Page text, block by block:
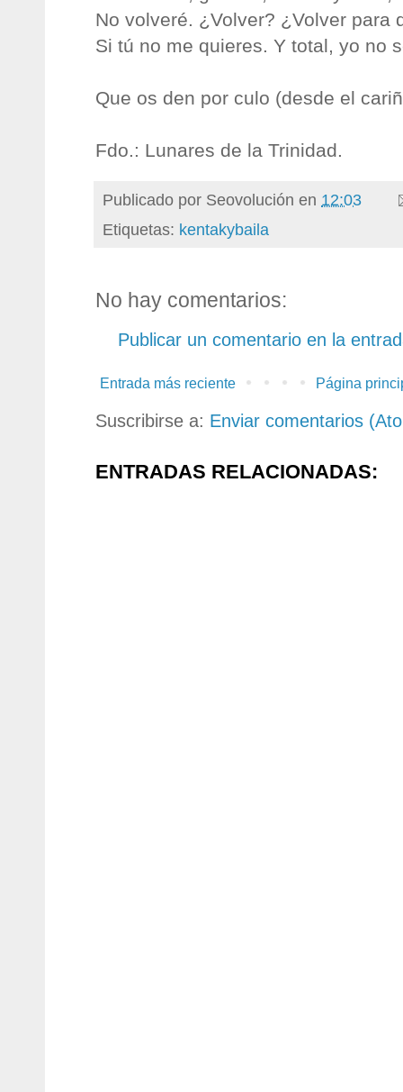
No volveré. ¿Volver? ¿Volver para
Si tú no me quieres. Y total, yo no
Que os den por culo (desde el
Fdo.: Lunares de la Trinidad.
Publicado por Seovolución en 12:03
Etiquetas: kentakybaila
No hay comentarios:
Publicar un comentario en la
Entrada más reciente Página
Suscribirse a: Enviar comentarios
ENTRADAS RELACIONADAS: